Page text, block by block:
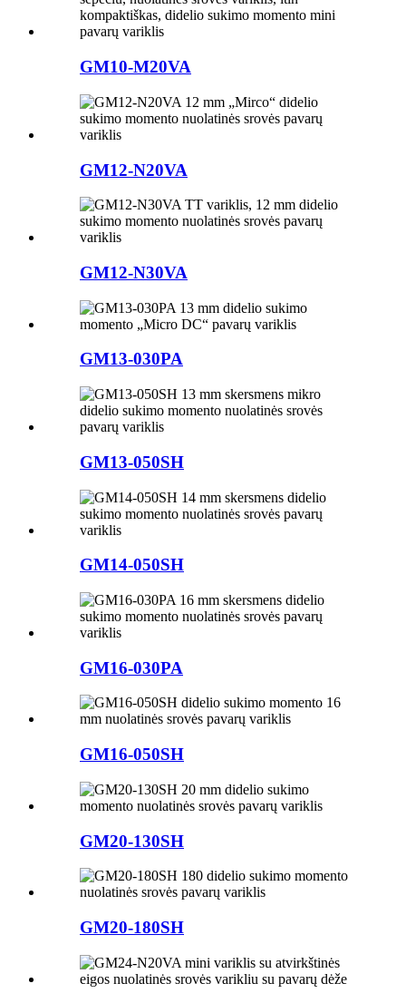
GM10-M20VA
GM12-N20VA
GM12-N30VA
GM13-030PA
GM13-050SH
GM14-050SH
GM16-030PA
GM16-050SH
GM20-130SH
GM20-180SH